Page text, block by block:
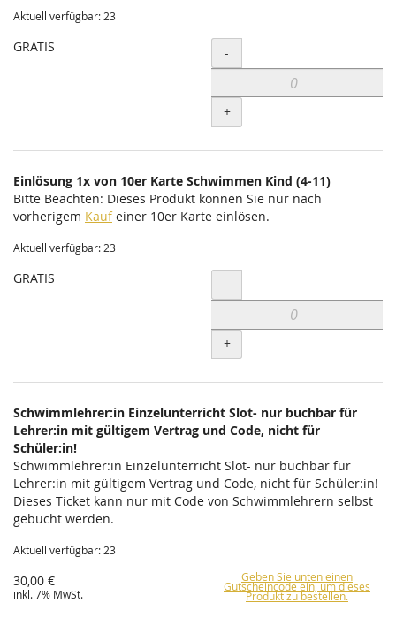
Aktuell verfügbar: 23
GRATIS Menge
-
+
Einlösung 1x von 10er Karte Schwimmen Kind (4-11)
Bitte Beachten: Dieses Produkt können Sie nur nach
vorherigem Kaufeiner 10er Karte einlösen.
Aktuell verfügbar: 23
GRATIS Menge
-
+
Schwimmlehrer:in Einzelunterricht Slot- nur buchbar für
Lehrer:in mit gültigem Vertrag und Code, nicht für
Schüler:in!
Schwimmlehrer:in Einzelunterricht Slot- nur buchbar für
Lehrer:in mit gültigem Vertrag und Code, nicht für Schüler:in!
Dieses Ticket kann nur mit Code von Schwimmlehrern selbst
gebucht werden.
Aktuell verfügbar: 23
30,00 €
inkl. 7% MwSt.
Geben Sie unten einen
Gutscheincode ein, um dieses
Produkt zu bestellen.